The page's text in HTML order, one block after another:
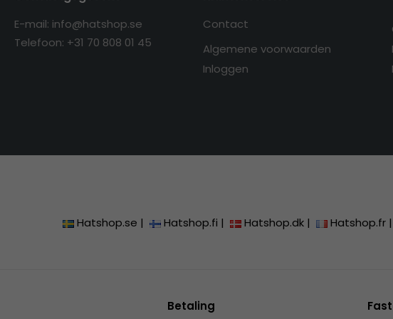
E-mail: info@hatshop.se
Telefoon: +31 70 808 01 45
Contact
Algemene voorwaarden
Inloggen
Hatshop.se | Hatshop.fi | Hatshop.dk | Hatshop.fr
Betaling